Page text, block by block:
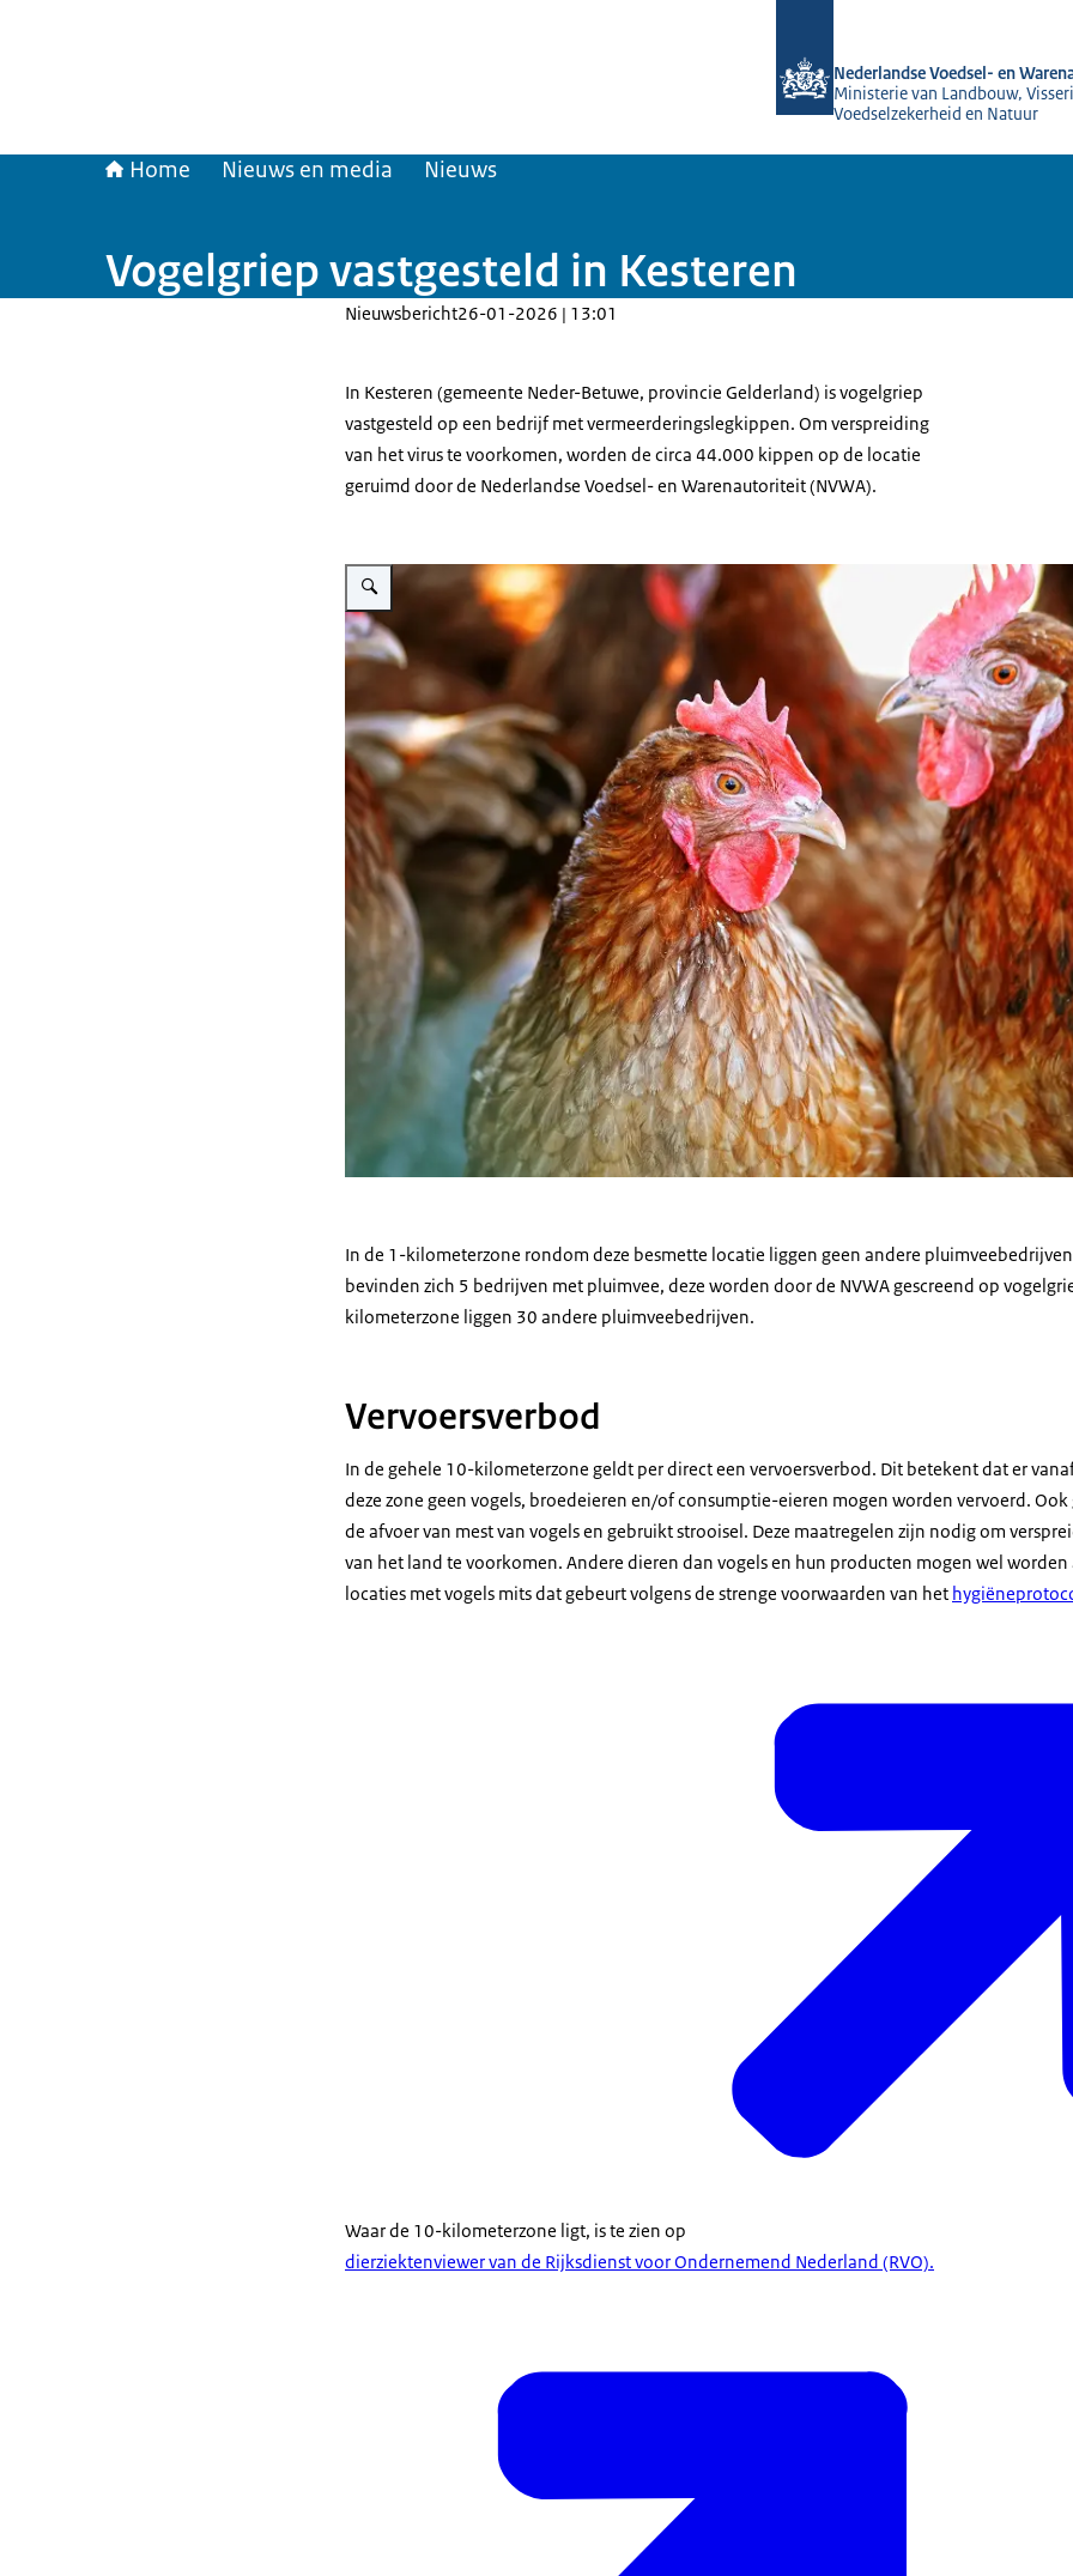
Nederlandse Voedsel- en
Ministerie van Landbouw,
Voedselzekerheid en Natuur
Home Nieuws en media Nieuws
Vogelgriep vastgesteld in Kesteren
Nieuwsbericht26-01-2026 | 13:01
In Kesteren (gemeente Neder-Betuwe, provincie Gelderland) is vogelgriep
vastgesteld op een bedrijf met vermeerderingslegkippen. Om verspreiding
van het virus te voorkomen, worden de circa 44.000 kippen op de locatie
geruimd door de Nederlandse Voedsel- en Warenautoriteit (NVWA).
Vergroot afbeelding Twee bruine kippen
In de 1-kilometerzone rondom deze besmette locatie liggen geen andere
bevinden zich 5 bedrijven met pluimvee, deze worden door de NVWA gescreend op
kilometerzone liggen 30 andere pluimveebedrijven.
Vervoersverbod
In de gehele 10-kilometerzone geldt per direct een vervoersverbod. Dit betekent dat er
deze zone geen vogels, broedeieren en/of consumptie-eieren mogen worden vervoerd.
de afvoer van mest van vogels en gebruikt strooisel. Deze maatregelen zijn nodig om
van het land te voorkomen. Andere dieren dan vogels en hun producten mogen wel
locaties met vogels mits dat gebeurt volgens de strenge voorwaarden van het
Waar de 10-kilometerzone ligt, is te zien op
dierziektenviewer van de Rijksdienst voor Ondernemend Nederland (RVO).